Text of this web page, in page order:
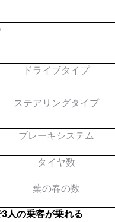
ドライブタイプ
ステアリングタイプ
ブレーキシステム
タイヤ数
葉の春の数
人の乗客が乗れる